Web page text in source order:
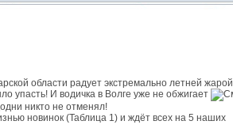
области радует экстремально летней жарой
упасть! И водичка в Волге уже не обжигает
никто не отменял!
новинок (Таблица 1) и ждёт всех на 5 наших